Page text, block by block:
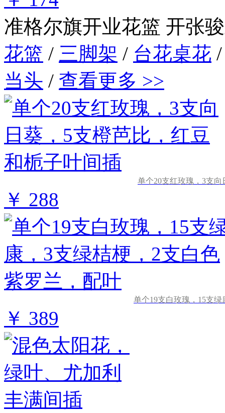
准格尔旗开业花篮 开张
花篮 / 三脚架 / 台花桌花
当头 / 查看更多 >>
单个20支红玫瑰，3支
￥ 288
单个19支白玫瑰，15支
￥ 389